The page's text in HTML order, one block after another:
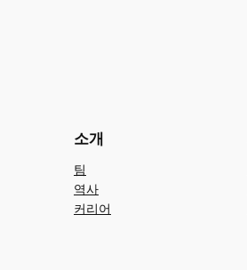
소개
팀
역사
커리어